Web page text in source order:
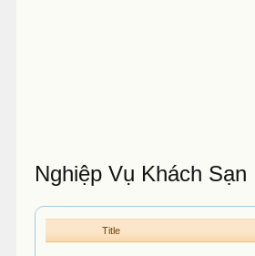
Nghiệp Vụ Khách Sạn
Title